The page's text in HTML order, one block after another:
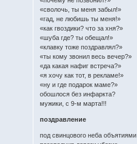
«сволочь, ты меня забыл!»
«гад, не любишь ты меня!»
«как гвоздики? что за хня?»
«шуба где? ты обещал!»
«клавку тоже поздравлял?»
«ты кому звонил весь вечер?»
«да какая нафиг встреча?»
«я хочу как тот, в рекламе!»
«ну и где подарок маме?»
обошлося без инфаркта?
мужики, с 9-м марта!!!
поздравление
под свинцового неба объятиями